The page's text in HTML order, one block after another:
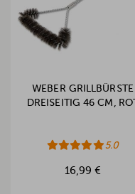
WEBER GRILLBÜRSTE
DREISEITIG 46 CM, ROT
5.0
16,99 €